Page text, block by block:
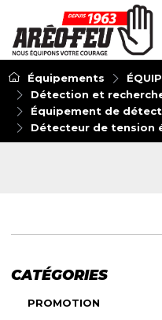
Équipements
Détection et
Équipement de
Détecteur de tension
CATÉGORIES
PROMOTION